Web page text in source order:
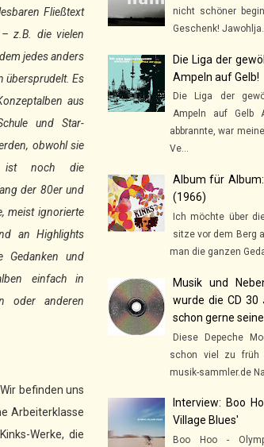
Fließtext
z.B. die vielen
jedes anders
übersprudelt. Es
aus
und Star-
obwohl sie
ist noch die
der 80er und
meist ignorierte
an Highlights
Gedanken und
einfach in
oder anderen
befinden uns
Arbeiterklasse
Werke, die
nicht schöner
Geschenk!
Die Liga der
Ampeln auf Gelb!
Die Liga der
Ampeln auf Gelb
abbrannte, war
Ve...
Album für
(1966)
Ich möchte über
sitze vor dem Berg
man die ganzen
Musik und
wurde die CD
schon gerne
Diese Depeche
schon viel zu früh
musik-sammler.de
Interview: Boo
Village Blues'
Boo Hoo -